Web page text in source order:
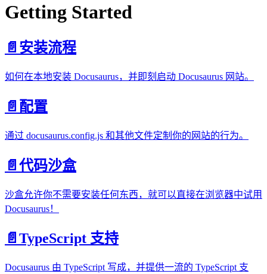
Getting Started
📄️ 安装流程
如何在本地安装 Docusaurus，并即刻启动 Docusaurus 网站。
📄️ 配置
通过 docusaurus.config.js 和其他文件定制你的网站的行为。
📄️ 代码沙盒
沙盒允许你不需要安装任何东西，就可以直接在浏览器中试用
Docusaurus！
📄️ TypeScript 支持
Docusaurus 由 TypeScript 写成，并提供一流的 TypeScript 支